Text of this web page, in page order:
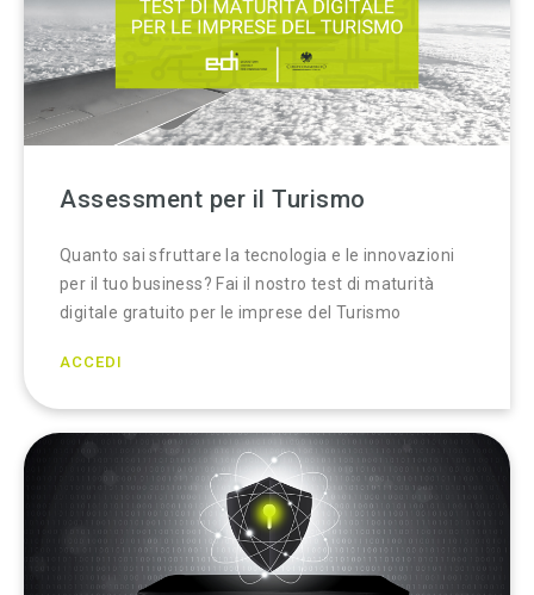
Assessment per il Turismo
Quanto sai sfruttare la tecnologia e le innovazioni
per il tuo business? Fai il nostro test di maturità
digitale gratuito per le imprese del Turismo
ACCEDI